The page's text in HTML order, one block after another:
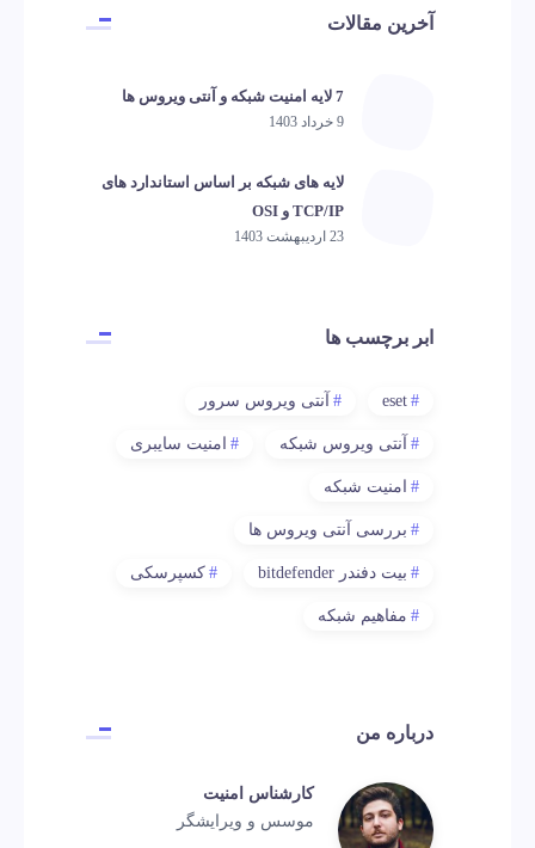
آخرین مقالات
7 لایه امنیت شبکه و آنتی ویروس ها
9 خرداد 1403
لایه های شبکه بر اساس استاندارد های
TCP/IP و OSI
23 اردیبهشت 1403
ابر برچسب ها
eset آنتی ویروس سرور
آنتی ویروس شبکه امنیت سایبری
امنیت شبکه
بررسی آنتی ویروس ها
بیت دفندر bitdefender کسپرسکی
مفاهیم شبکه
درباره من
کارشناس امنیت
موسس و ویرایشگر